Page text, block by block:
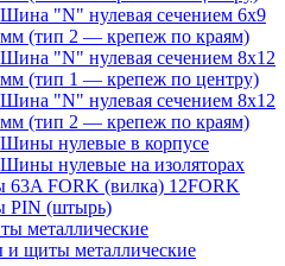
Шина "N" нулевая сечением 6х9
мм (тип 2 — крепеж по краям)
Шина "N" нулевая сечением 8х12
мм (тип 1 — крепеж по центру)
Шина "N" нулевая сечением 8х12
мм (тип 2 — крепеж по краям)
Шины нулевые в корпусе
Шины нулевые на изоляторах
FORK (вилка) 12FORK
(штырь)
металлические
и щиты металлические